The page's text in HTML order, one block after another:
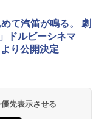
て汽笛が鳴る。 劇
ドルビーシネマ
り公開決定
先表示させる